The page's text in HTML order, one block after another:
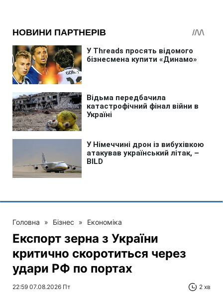
Головна » Бізнес » Економіка
Експорт зерна з України
критично скоротиться через
удари РФ по портах
22:59 07.08.2026 Пт 2 хв